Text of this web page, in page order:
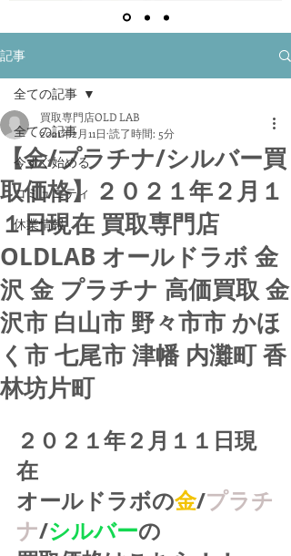
記事
全ての記事
今すぐ始める
コミュニティ
休業情報
全ての記事
【金/プラチナ/シルバー買
取価格】２０２１年２月１
１日現在 買取専門店
OLDLAB オールドラボ 金
沢 金 プラチナ 高価買取 金
沢市 白山市 野々市市 かほ
く市 七尾市 津幡 内灘町 香
林坊片町
買取専門店OLD LAB
2021年2月11日 読了時間: 5分
２０２１年２月１１日現
在
オールドラボの金/プラチ
ナ/シルバーの